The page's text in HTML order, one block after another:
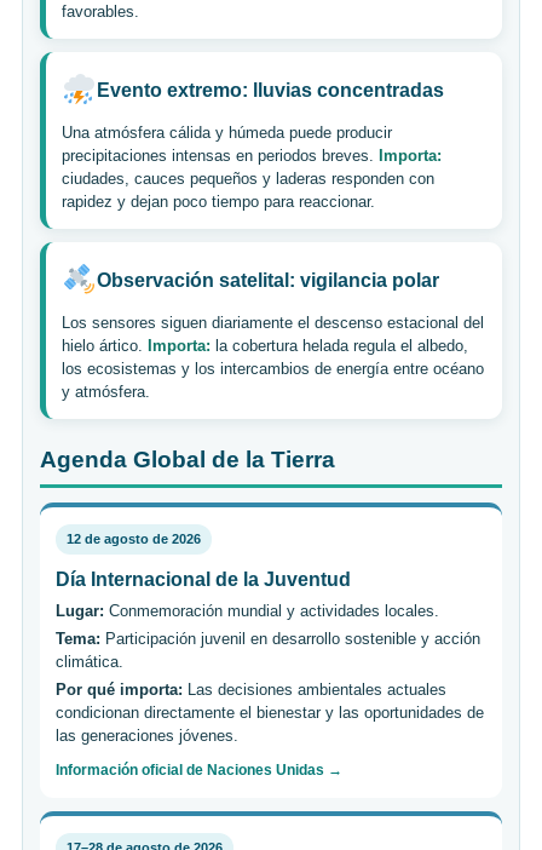
favorables.
Evento extremo: lluvias concentradas
Una atmósfera cálida y húmeda puede producir
precipitaciones intensas en periodos breves. Importa:
ciudades, cauces pequeños y laderas responden con
rapidez y dejan poco tiempo para reaccionar.
Observación satelital: vigilancia polar
Los sensores siguen diariamente el descenso estacional del
hielo ártico. Importa: la cobertura helada regula el albedo,
los ecosistemas y los intercambios de energía entre océano
y atmósfera.
Agenda Global de la Tierra
12 de agosto de 2026
Día Internacional de la Juventud
Lugar: Conmemoración mundial y actividades locales.
Tema: Participación juvenil en desarrollo sostenible y acción
climática.
Por qué importa: Las decisiones ambientales actuales
condicionan directamente el bienestar y las oportunidades de
las generaciones jóvenes.
Información oficial de Naciones Unidas →